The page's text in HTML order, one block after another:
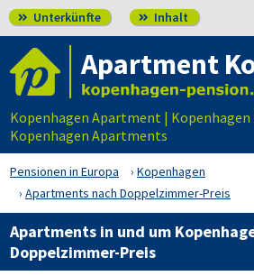
 Unterkünfte  Inhalt
Apartment
Kopenhagen Apartment |
Kopenhagen Apartments
Pensionen in Europa
Kopenhagen
Apartments nach Doppelzimmer-Preis
Apartments in und um
Doppelzimmer-Preis